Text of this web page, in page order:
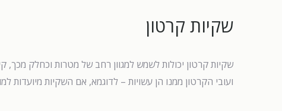
שקיות קרטון
שקיות קרטון יכולות לשמש למגוון רחב של מטרות וכחלק
ועובי הקרטון ממנו הן עשויות – לדוגמא, אם השקיות מיועדות